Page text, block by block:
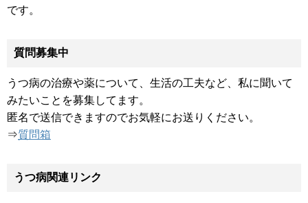
です。
質問募集中
うつ病の治療や薬について、生活の工夫など、私に聞いて
みたいことを募集してます。
匿名で送信できますのでお気軽にお送りください。
⇒質問箱
うつ病関連リンク